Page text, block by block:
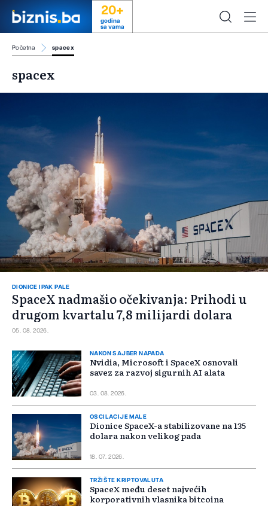
20+
godina
sa vama
Početna spacex
spacex
DIONICE IPAK PALE
SpaceX nadmašio očekivanja: Prihodi u
drugom kvartalu 7,8 milijardi dolara
05. 08. 2026.
NAKON SAJBER NAPADA
Nvidia, Microsoft i SpaceX osnovali
savez za razvoj sigurnih AI alata
03. 08. 2026.
OSCILACIJE MALE
Dionice SpaceX-a stabilizovane na 135
dolara nakon velikog pada
18. 07. 2026.
TRŽIŠTE KRIPTOVALUTA
SpaceX među deset najvećih
korporativnih vlasnika bitcoina